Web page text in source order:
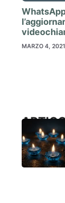
MARZO 4, 2021